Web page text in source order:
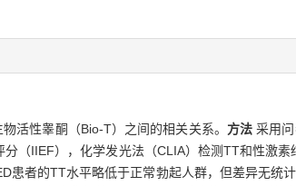
活性睾酮（Bio-T）之间的相关关系。 方法采用
（IIEF），化学发光法（CLIA）检测TT和性激
患者的TT水平略低于正常勃起人群，但差异无统